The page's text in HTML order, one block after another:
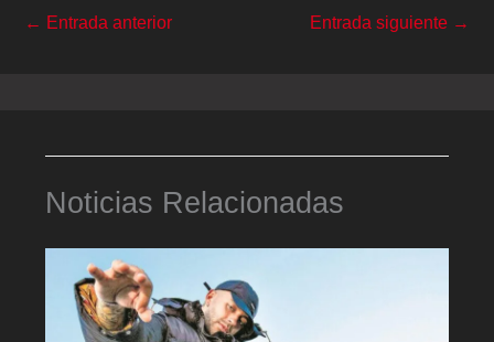
← Entrada anterior Entrada siguiente →
Noticias Relacionadas